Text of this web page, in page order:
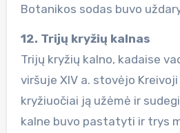
Botanikos sodas buvo
12. Trijų kryžių kalnas
Trijų kryžių kalno, kadaise
viršuje XIV a. stovėjo Kreivoji
kryžiuočiai ją užėmė ir
kalne buvo pastatyti ir trys